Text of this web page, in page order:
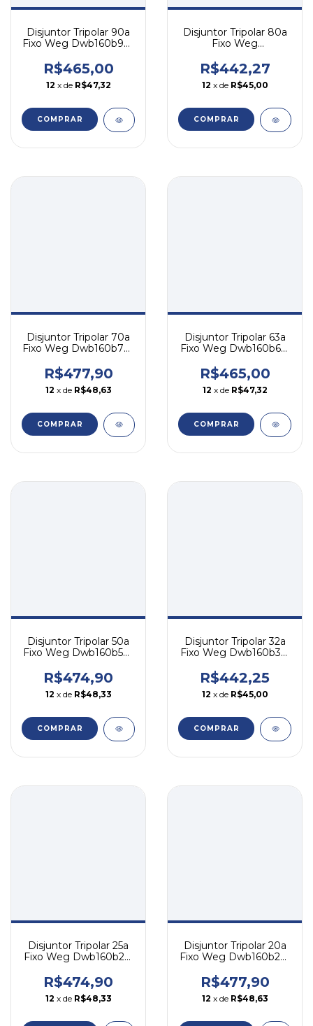
Disjuntor Tripolar 90a
Fixo Weg Dwb160b90-
R$465,00
12 x de R$47,32
COMPRAR
Disjuntor Tripolar 80a
Fixo Weg
R$442,27
12 x de R$45,00
COMPRAR
Disjuntor Tripolar 70a
Fixo Weg Dwb160b70-
R$477,90
12 x de R$48,63
COMPRAR
Disjuntor Tripolar 63a
Fixo Weg Dwb160b63-
R$465,00
12 x de R$47,32
COMPRAR
Disjuntor Tripolar 50a
Fixo Weg Dwb160b50-
R$474,90
12 x de R$48,33
COMPRAR
Disjuntor Tripolar 32a
Fixo Weg Dwb160b32-
R$442,25
12 x de R$45,00
COMPRAR
Disjuntor Tripolar 25a
Fixo Weg Dwb160b25-
R$474,90
12 x de R$48,33
Disjuntor Tripolar 20a
Fixo Weg Dwb160b20-
R$477,90
12 x de R$48,63